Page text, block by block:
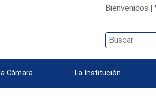
Bienvenidos |
Cámara La Institución